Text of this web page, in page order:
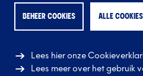
BEHEER COOKIES ALLE
Lees hier onze
Lees meer over het gebruik